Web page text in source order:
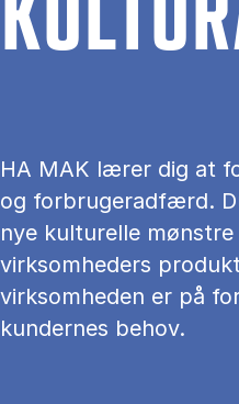
HA MAK lærer dig at
og forbrugeradfærd.
nye kulturelle
virksomheders
virksomheden er på
kundernes behov.